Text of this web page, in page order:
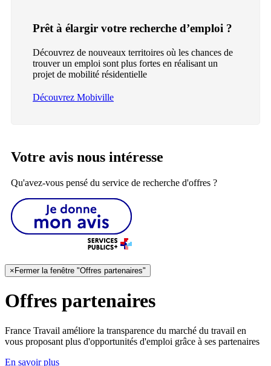
Prêt à élargir votre recherche d’emploi ?
Découvrez de nouveaux territoires où les chances de
trouver un emploi sont plus fortes en réalisant un
projet de mobilité résidentielle
Découvrez Mobiville
Votre avis nous intéresse
Qu'avez-vous pensé du service de recherche d'offres ?
× Fermer la fenêtre "Offres partenaires"
Offres partenaires
France Travail améliore la transparence du marché du travail en
vous proposant plus d'opportunités d'emploi grâce à ses partenaires
En savoir plus